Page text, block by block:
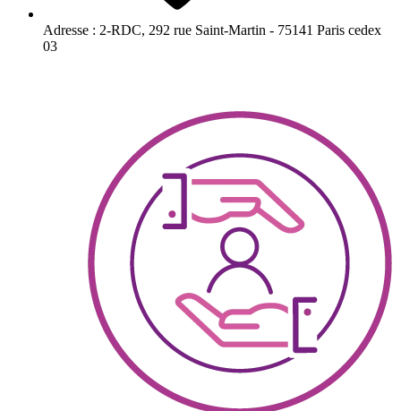
Adresse : 2-RDC, 292 rue Saint-Martin - 75141 Paris cedex
03